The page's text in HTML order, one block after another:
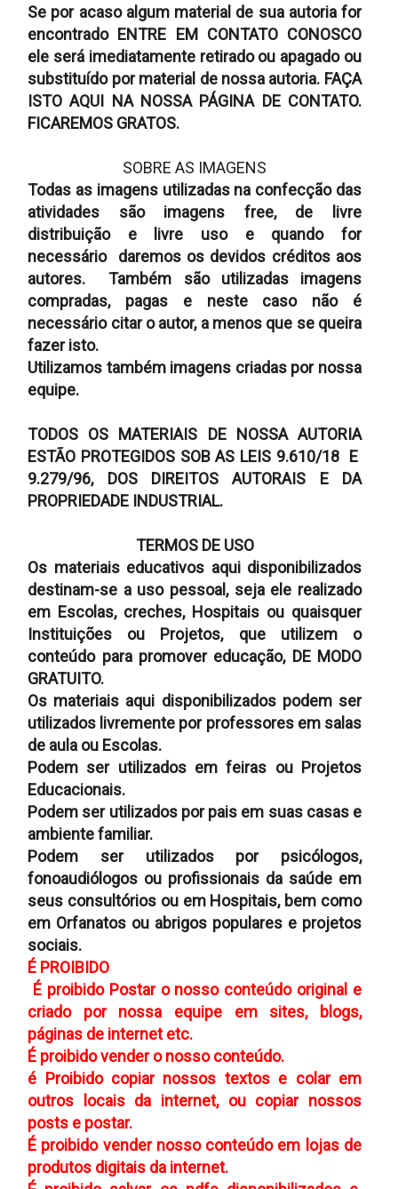
Se por acaso algum material de sua autoria for
encontrado ENTRE EM CONTATO CONOSCO
ele será imediatamente retirado ou apagado ou
substituído por material de nossa autoria. FAÇA
ISTO AQUI NA NOSSA PÁGINA DE CONTATO.
FICAREMOS GRATOS.
SOBRE AS IMAGENS
Todas as imagens utilizadas na confecção das
atividades são imagens free, de livre
distribuição e livre uso e quando for
necessário daremos os devidos créditos aos
autores. Também são utilizadas imagens
compradas, pagas e neste caso não é
necessário citar o autor, a menos que se queira
fazer isto.
Utilizamos também imagens criadas por nossa
equipe.
TODOS OS MATERIAIS DE NOSSA AUTORIA
ESTÃO PROTEGIDOS SOB AS LEIS 9.610/18 E
9.279/96, DOS DIREITOS AUTORAIS E DA
PROPRIEDADE INDUSTRIAL.
TERMOS DE USO
Os materiais educativos aqui disponibilizados
destinam-se a uso pessoal, seja ele realizado
em Escolas, creches, Hospitais ou quaisquer
Instituições ou Projetos, que utilizem o
conteúdo para promover educação, DE MODO
GRATUITO.
Os materiais aqui disponibilizados podem ser
utilizados livremente por professores em salas
de aula ou Escolas.
Podem ser utilizados em feiras ou Projetos
Educacionais.
Podem ser utilizados por pais em suas casas e
ambiente familiar.
Podem ser utilizados por psicólogos,
fonoaudiólogos ou profissionais da saúde em
seus consultórios ou em Hospitais, bem como
em Orfanatos ou abrigos populares e projetos
sociais.
É PROIBIDO
É proibido Postar o nosso conteúdo original e
criado por nossa equipe em sites, blogs,
páginas de internet etc.
É proibido vender o nosso conteúdo.
é Proibido copiar nossos textos e colar em
outros locais da internet, ou copiar nossos
posts e postar.
É proibido vender nosso conteúdo em lojas de
produtos digitais da internet.